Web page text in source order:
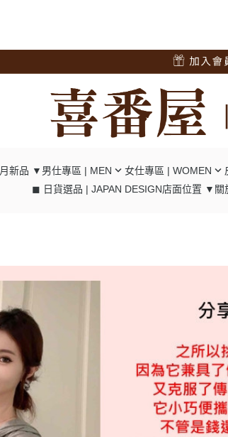
新品 ▼ 男仕專區 | MEN
┕ 男仕 - 肩背包
┕ 男仕 - 後背包
┕ 男仕 - 手拿包
┕ 男仕 - 平板/電腦/手提包
┕ 男仕 - 皮帶
女仕專區 | WOMEN
┕ 女仕 - 後背包
┕ 碳纖
┕ 羊皮
◼ 日貨選品 | JAPAN DESIGN店面位置 ▼ 關